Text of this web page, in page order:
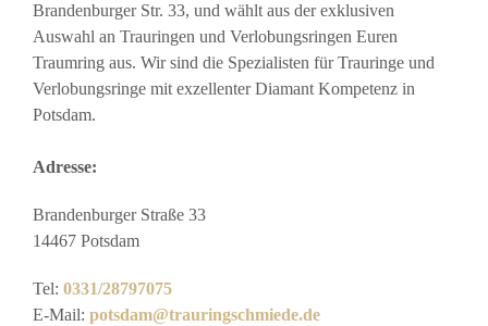
Brandenburger Str. 33, und wählt aus der exklusiven
Auswahl an Trauringen und Verlobungsringen Euren
Traumring aus. Wir sind die Spezialisten für Trauringe und
Verlobungsringe mit exzellenter Diamant Kompetenz in
Potsdam.
Adresse:
Brandenburger Straße 33
14467 Potsdam
Tel: 0331/28797075
E-Mail: potsdam@trauringschmiede.de